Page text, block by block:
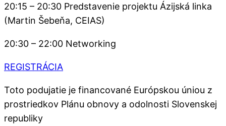
20:15 – 20:30 Predstavenie projektu Ázijská linka
(Martin Šebeňa, CEIAS)
20:30 – 22:00 Networking
REGISTRÁCIA
Toto podujatie je financované Európskou úniou z
prostriedkov Plánu obnovy a odolnosti Slovenskej
republiky